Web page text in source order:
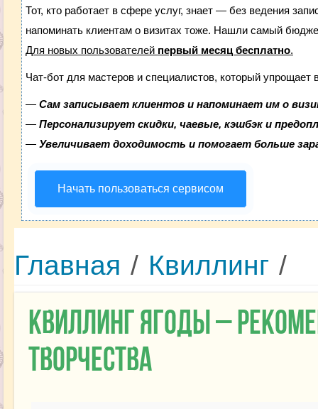
Тот, кто работает в сфере услуг, знает — без ведения
напоминать клиентам о визитах тоже. Нашли самый
Для новых пользователей первый месяц бесплатно.
Чат-бот для мастеров и специалистов, который упрощает
— Сам записывает клиентов и напоминает им о
— Персонализирует скидки, чаевые, кэшбэк и
— Увеличивает доходимость и помогает больше
Начать пользоваться сервисом
Главная / Квиллинг /
Квиллинг ягоды –
творчества